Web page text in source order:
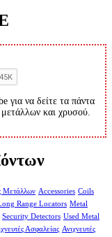
για να δείτε τα πάντα
και χρυσού.
Μετάλλων Accessories Coils
Range Locators Metal
Security Detectors Used Metal
Ασφαλείας Ανιχνευτές